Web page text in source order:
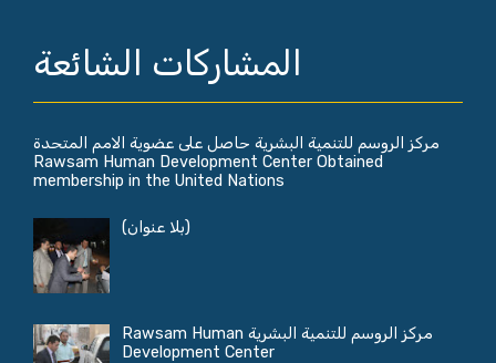
المشاركات الشائعة
مركز الروسم للتنمية البشرية حاصل على عضوية الامم المتحدة
Rawsam Human Development Center Obtained
membership in the United Nations
(بلا عنوان)
مركز الروسم للتنمية البشرية Rawsam Human
Development Center